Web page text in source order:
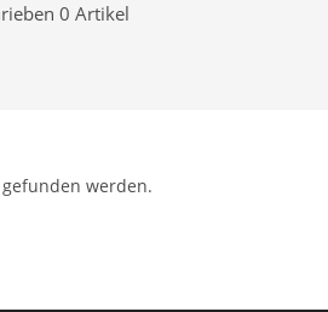
0 Artikel
werden.